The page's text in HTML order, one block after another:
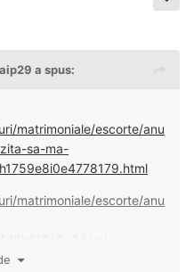
a spus:
matrimoniale/escorte/anu
sa-ma-
matrimoniale/escorte/anu